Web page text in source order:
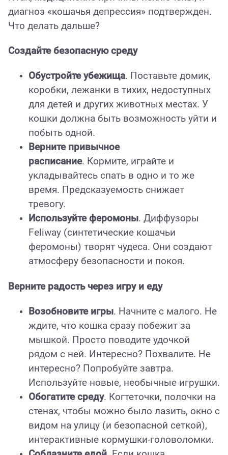
диагноз «кошачья депрессия» подтвержден.
Что делать дальше?
Создайте безопасную среду
Обустройте убежища. Поставьте домик,
коробки, лежанки в тихих, недоступных
для детей и других животных местах. У
кошки должна быть возможность уйти и
побыть одной.
Верните привычное
расписание. Кормите, играйте и
укладывайтесь спать в одно и то же
время. Предсказуемость снижает
тревогу.
Используйте феромоны. Диффузоры
Feliway (синтетические кошачьи
феромоны) творят чудеса. Они создают
атмосферу безопасности и покоя.
Верните радость через игру и еду
Возобновите игры. Начните с малого. Не
ждите, что кошка сразу побежит за
мышкой. Просто поводите удочкой
рядом с ней. Интересно? Похвалите. Не
интересно? Попробуйте завтра.
Используйте новые, необычные игрушки.
Обогатите среду. Когтеточки, полочки на
стенах, чтобы можно было лазить, окно с
видом на улицу (и безопасной сеткой),
интерактивные кормушки-головоломки.